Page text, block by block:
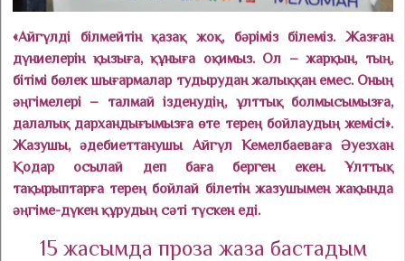
«Айгүлді білмейтін қазақ жоқ, бәріміз білеміз. Жазған
дүниелерін қызыға, құныға оқимыз. Ол – жарқын, тың,
бітімі бөлек шығармалар тудырудан жалыққан емес. Оның
әңгімелері – талмай ізденудің, ұлттық болмысымызға,
далалық дархандығымызға өте терең бойлаудың жемісі».
Жазушы, әдебиеттанушы Айгүл Кемелбаеваға Әуезхан
Қодар осылай деп баға берген екен. Ұлттық
тақырыптарға терең бойлай білетін жазушымен жақында
әңгіме-дүкен құрудың сәті түскен еді.
15 жасымда проза жаза бастадым